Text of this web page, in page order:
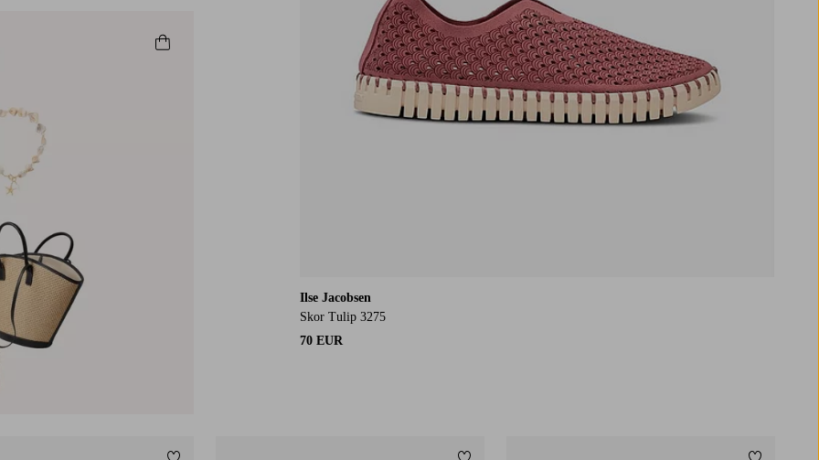
Ilse Jacobsen
Skor Tulip 3275
70 EUR